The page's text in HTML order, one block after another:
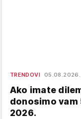
TRENDOVI 05.08.2026.
Ako imate
donosimo
2026.